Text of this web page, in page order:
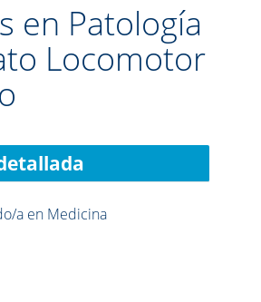
en Patología
Locomotor
a en Medicina